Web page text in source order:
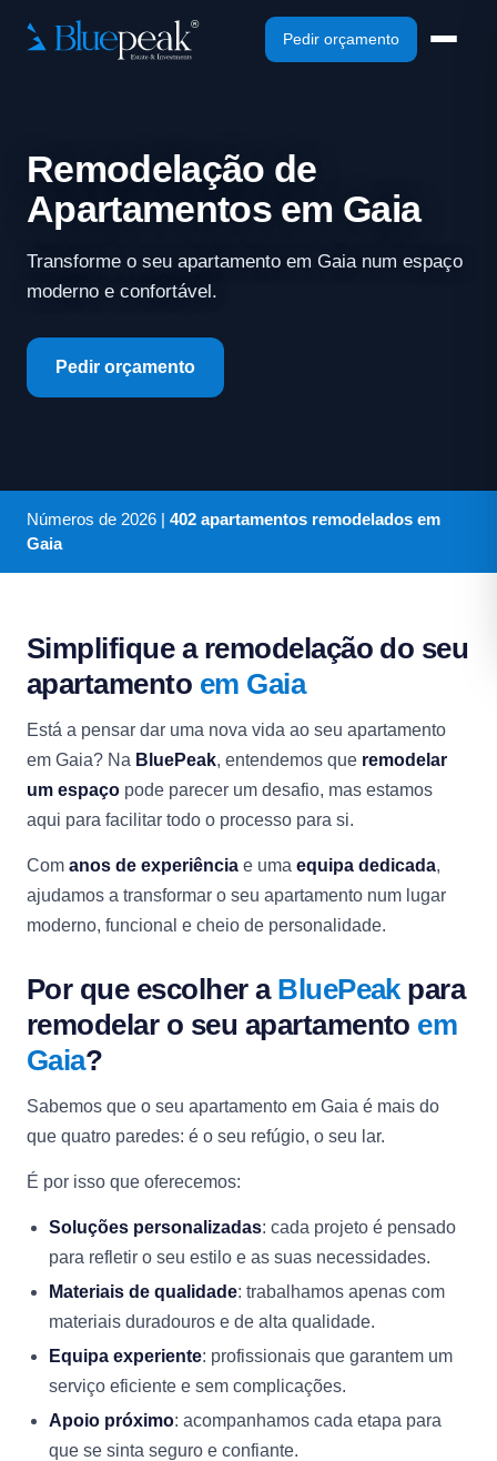
Pedir orçamento
Remodelação de
Apartamentos em Gaia
Transforme o seu apartamento em Gaia num espaço
moderno e confortável.
Pedir orçamento
Números de 2026 | 402 apartamentos remodelados em
Gaia
Simplifique a remodelação do seu
apartamento em Gaia
Está a pensar dar uma nova vida ao seu apartamento
em Gaia? Na BluePeak, entendemos que remodelar
um espaço pode parecer um desafio, mas estamos
aqui para facilitar todo o processo para si.
Com anos de experiência e uma equipa dedicada,
ajudamos a transformar o seu apartamento num lugar
moderno, funcional e cheio de personalidade.
Por que escolher a BluePeakpara
remodelar o seu apartamento em
Gaia?
Sabemos que o seu apartamento em Gaia é mais do
que quatro paredes: é o seu refúgio, o seu lar.
É por isso que oferecemos:
Soluções personalizadas: cada projeto é pensado
para refletir o seu estilo e as suas necessidades.
Materiais de qualidade: trabalhamos apenas com
materiais duradouros e de alta qualidade.
Equipa experiente: profissionais que garantem um
serviço eficiente e sem complicações.
Apoio próximo: acompanhamos cada etapa para
que se sinta seguro e confiante.